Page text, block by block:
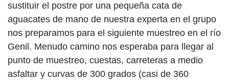
sustituir el postre por una pequeña cata de
aguacates de mano de nuestra experta en el grupo
nos preparamos para el siguiente muestreo en el río
Genil. Menudo camino nos esperaba para llegar al
punto de muestreo, cuestas, carreteras a medio
asfaltar y curvas de 300 grados (casi de 360